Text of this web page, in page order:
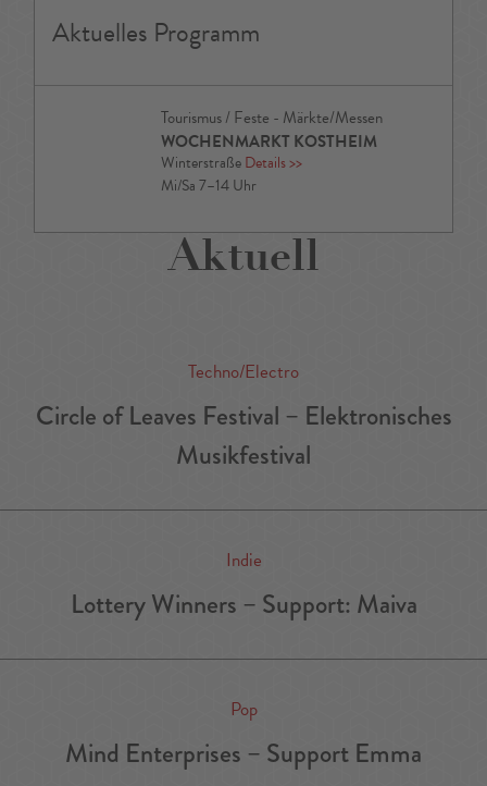
Aktuelles Programm
Tourismus / Feste - Märkte/Messen
WOCHENMARKT KOSTHEIM
WinterstraßeDetails>>
Mi/Sa 7–14 Uhr
Aktuell
Techno/Electro
Circle of Leaves Festival – Elektronisches
Musikfestival
Indie
Lottery Winners – Support: Maiva
Pop
Mind Enterprises – Support Emma